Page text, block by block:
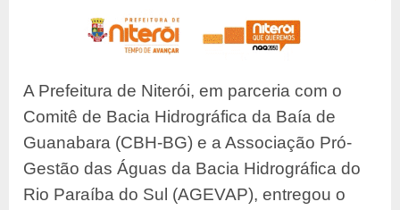
A Prefeitura de Niterói, em parceria com o
Comitê de Bacia Hidrográfica da Baía de
Guanabara (CBH-BG) e a Associação Pró-
Gestão das Águas da Bacia Hidrográfica do
Rio Paraíba do Sul (AGEVAP), entregou o